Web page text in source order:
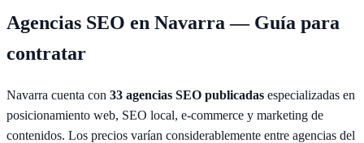
Agencias SEO en Navarra — Guía para
contratar
Navarra cuenta con 33 agencias SEO publicadas especializadas en
posicionamiento web, SEO local, e-commerce y marketing de
contenidos. Los precios varían considerablemente entre agencias del